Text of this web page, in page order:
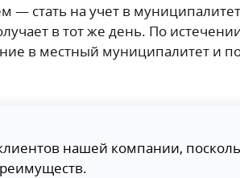
— стать на учет в
в тот же день. По
в местный муниципалитет и
нашей компании,